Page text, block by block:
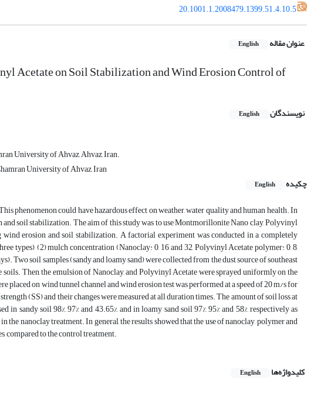
20.1001.1.2008479.1399.51.4.10.5
عنوان مقاله English
Acetate on Soil Stabilization and Wind Erosion Control of
نویسندگان English
University of Ahvaz, Ahvaz, Iran.
University of Ahvaz, Iran
چکیده
English
phenomenon could have hazardous effect on weather, water quality and human health. In
soil stabilization. The aim of this study was to use Montmorillonite Nano clay, Polyvinyl
erosion and soil stabilization. A factorial experiment was conducted in a completely
types), (2) mulch concentration (Nanoclay: 0, 16 and 32, Polyvinyl Acetate polymer: 0, 8,
Two soil samples (sandy and loamy sand) were collected from the dust source of southeast
Then, the emulsion of Nanoclay, and Polyvinyl Acetate were sprayed uniformly on the
on wind tunnel channel and wind erosion test was performed at a speed of 20 m/s for
(SS) and their changes were measured at all duration times. The amount of soil loss at
soil 98%, 97% and 43.65%, and in loamy sand soil 97%, 95% and 58%, respectively as
nanoclay treatment. In general, the results showed that the use of nanoclay, polymer and
compared to the control treatment.
کلیدواژه‌ها English